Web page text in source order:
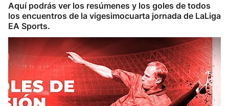
Ciclismo
Herri-kirolak
Balonmano
Aquí podrás ver los resúmenes y los goles de todos
los encuentros de la vigesimocuarta jornada de LaLiga
EA Sports.